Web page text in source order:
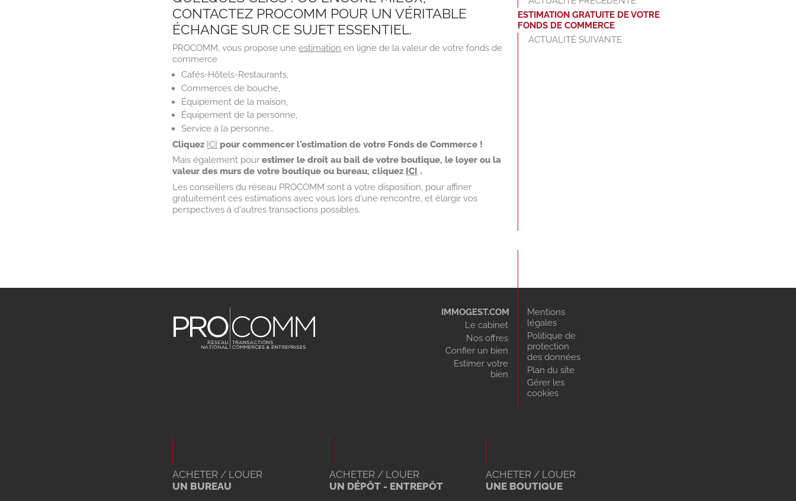
CONTACTEZ PROCOMM POUR UN VÉRITABLE
ÉCHANGE SUR CE SUJET ESSENTIEL.
PROCOMM, vous propose uneestimation en ligne de la valeur de votre fonds de
commerce
Cafés-Hôtels-Restaurants,
Commerces de bouche,
Équipement de la maison,
Équipement de la personne,
Service à la personne…
Cliquez ICI pour commencer l'estimation de votre Fonds de Commerce !
Mais également pourestimer le droit au bail de votre boutique, le loyer ou la
valeur des murs de votre boutique ou bureau, cliquez ICI .
Les conseillers du réseau PROCOMM sont à votre disposition, pour affiner
gratuitement ces estimations avec vous lors d'une rencontre, et élargir vos
perspectives à d'autres transactions possibles.
ESTIMATION GRATUITE DE VOTRE
FONDS DE COMMERCE
ACTUALITÉ SUIVANTE
IMMOGEST.COM
Le cabinet
Nos offres
Confier un bien
Estimer votre
bien
Mentions
légales
Politique de
protection
des données
Plan du site
Gérer les
cookies
ACHETER / LOUER
UN BUREAU
ACHETER / LOUER
UN DÉPÔT - ENTREPÔT
ACHETER / LOUER
UNE BOUTIQUE